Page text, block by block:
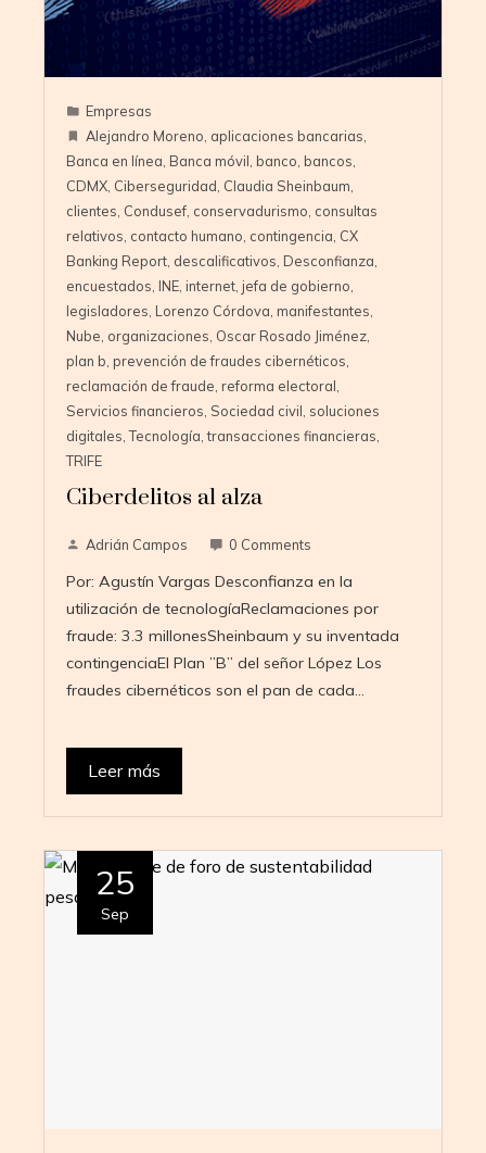
Empresas
Alejandro Moreno aplicaciones bancarias
Banca en línea Banca móvil banco bancos
CDMX Ciberseguridad Claudia Sheinbaum
clientes Condusef conservadurismo consultas
relativos contacto humano contingencia CX
Banking Report descalificativos Desconfianza
encuestados INE internet jefa de gobierno
legisladores Lorenzo Córdova manifestantes
Nube organizaciones Oscar Rosado Jiménez
plan b prevención de fraudes cibernéticos
reclamación de fraude reforma electoral
Servicios financieros Sociedad civil soluciones
digitales ,Tecnología ,transacciones financieras
TRIFE
Ciberdelitos al alza
Adrián Campos 0 Comments
Por: Agustín Vargas Desconfianza en la
utilización de tecnologíaReclamaciones por
fraude: 3.3 millonesSheinbaum y su inventada
contingenciaEl Plan ”B” del señor López Los
fraudes cibernéticos son el pan de cada…
Leer más
25
Sep